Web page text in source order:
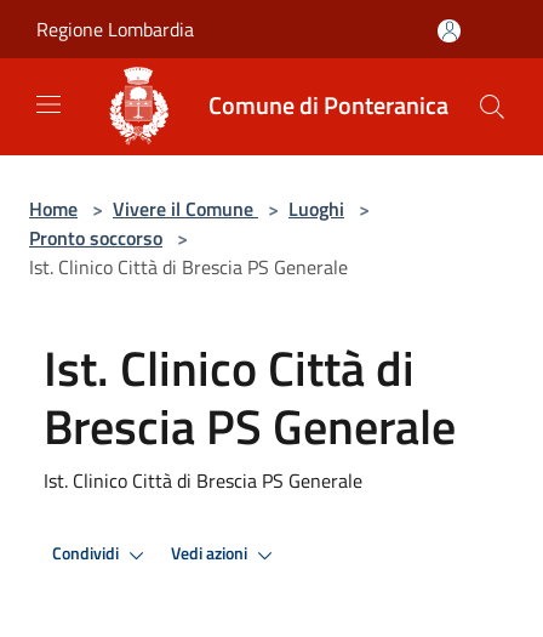
Regione Lombardia
Comune di Ponteranica
Home > Vivere il Comune > Luoghi >
Pronto soccorso >
Ist. Clinico Città di Brescia PS Generale
Ist. Clinico Città di
Brescia PS Generale
Ist. Clinico Città di Brescia PS Generale
Condividi Vedi azioni